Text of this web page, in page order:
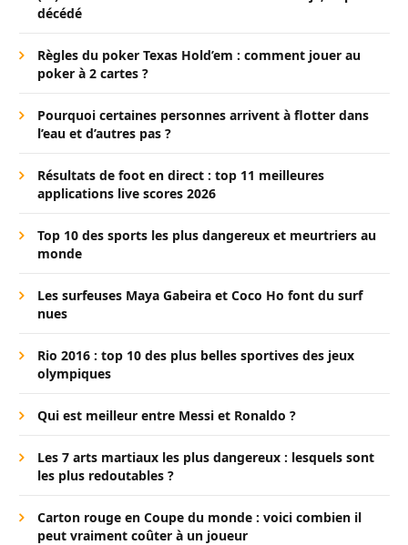
décédé
Règles du poker Texas Hold’em : comment jouer au
poker à 2 cartes ?
Pourquoi certaines personnes arrivent à flotter dans
l’eau et d’autres pas ?
Résultats de foot en direct : top 11 meilleures
applications live scores 2026
Top 10 des sports les plus dangereux et meurtriers au
monde
Les surfeuses Maya Gabeira et Coco Ho font du surf
nues
Rio 2016 : top 10 des plus belles sportives des jeux
olympiques
Qui est meilleur entre Messi et Ronaldo ?
Les 7 arts martiaux les plus dangereux : lesquels sont
les plus redoutables ?
Carton rouge en Coupe du monde : voici combien il
peut vraiment coûter à un joueur